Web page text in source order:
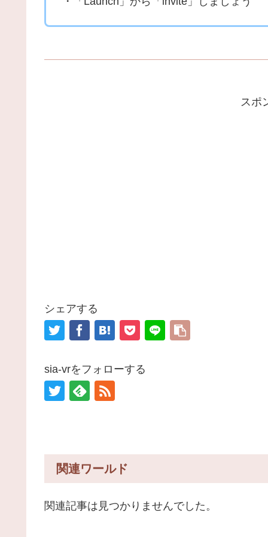
スポ
シェアする
sia-vrをフォローする
関連ワールド
関連記事は見つかりませんでした。